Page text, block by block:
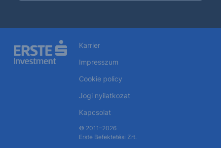
Karrier
Impresszum
Cookie policy
Jogi nyilatkozat
Kapcsolat
© 2011–2026
Erste Befektetési Zrt.